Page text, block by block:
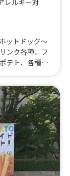
レルギー対
ットドッグ〜
ンク各種、フ
テト、各種ア
焼きそば、炙
にぎり、にん
揚げたこ焼